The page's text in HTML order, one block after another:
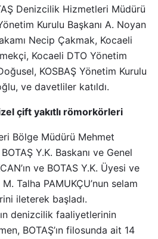
Denizcilik Hizmetleri Müdürü
Kurulu Başkanı A. Noyan
Necip Çakmak, Kocaeli
Kocaeli DTO Yönetim
KOSBAŞ Yönetim Kurulu
ve davetliler katıldı.
çift yakıtlı römorkörleri
Bölge Müdürü Mehmet
Y.K. Baskanı ve Genel
ve BOTAS Y.K. Üyesi ve
Talha PAMUKÇU’nun selam
ileterek başladı.
denizcilik faaliyetlerinin
BOTAŞ’ın filosunda ait 14